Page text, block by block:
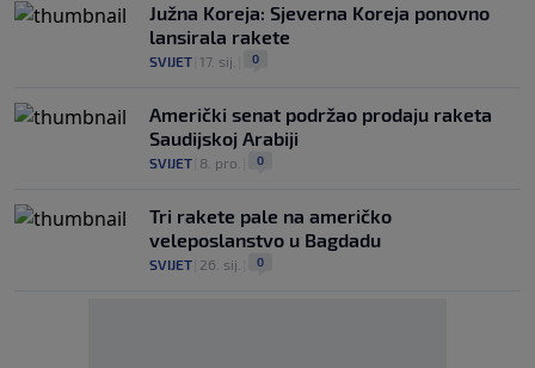
Južna Koreja: Sjeverna Koreja ponovno
lansirala rakete
SVIJET 17. sij. 0
Američki senat podržao prodaju raketa
Saudijskoj Arabiji
SVIJET 8. pro. 0
Tri rakete pale na američko
veleposlanstvo u Bagdadu
SVIJET 26. sij. 0